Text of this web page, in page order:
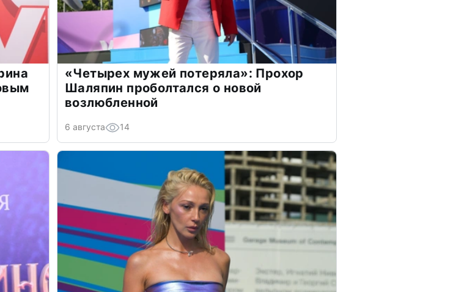
«Четырех мужей потеряла»: Прохор
Шаляпин проболтался о новой
возлюбленной
6 августа 14